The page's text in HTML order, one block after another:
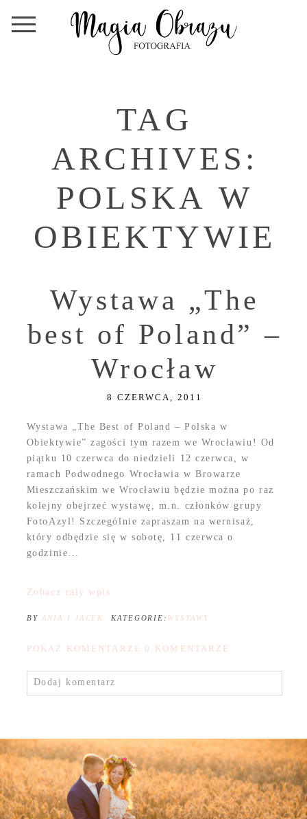
TAG
ARCHIVES:
POLSKA W
OBIEKTYWIE
Wystawa „The
best of Poland” –
Wrocław
8 CZERWCA, 2011
Wystawa „The Best of Poland – Polska w
Obiektywie” zagości tym razem we Wrocławiu! Od
piątku 10 czerwca do niedzieli 12 czerwca, w
ramach Podwodnego Wrocławia w Browarze
Mieszczańskim we Wrocławiu będzie można po raz
kolejny obejrzeć wystawę, m.n. członków grupy
FotoAzyl! Szczególnie zapraszam na wernisaż,
który odbędzie się w sobotę, 11 czerwca o
godzinie...
Zobacz cały wpis
BY ANIA I JACEK KATEGORIE: WYSTAWY
POKAŻ KOMENTARZE 0 KOMENTARZE
Dodaj komentarz